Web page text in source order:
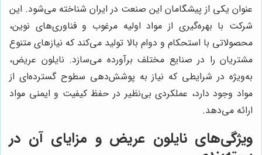
عنوان یکی از پیشگامان این صنعت در ایران شناخته می‌شود. این
شرکت با بهره‌گیری از مواد اولیه مرغوب و فناوری‌های نوین،
محصولاتی با استحکام و دوام بالا تولید می‌کند که نیازهای متنوع
مشتریان را در صنایع مختلف برآورده می‌سازد. نایلون عریض،
به‌ویژه در شرایطی که نیاز به پوشش‌دهی سطوح گسترده‌ای از
مواد وجود دارد، عملکردی بی‌نظیر در حفظ کیفیت و ایمنی مواد
ارائه می‌دهد.
ویژگی‌های نایلون عریض و مزایای آن در